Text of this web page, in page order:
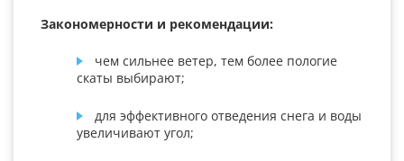
Закономерности и рекомендации:
чем сильнее ветер, тем более пологие
скаты выбирают;
для эффективного отведения снега и воды
увеличивают угол;